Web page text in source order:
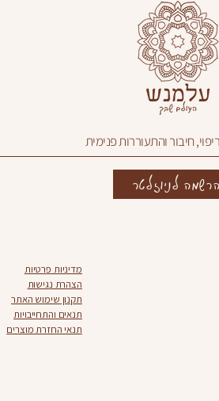
מדיניות פרטיות
הצהרת נגישות
תקנון שימוש האתר
תנאים והתחייבויות
תנאי החזרת מוצרים
חיבור והתעוררות פנימית
הרשמה לניוזלטר